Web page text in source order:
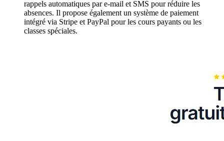
rappels automatiques par e-mail et SMS pour réduire les
absences. Il propose également un système de paiement
intégré via Stripe et PayPal pour les cours payants ou les
classes spéciales.